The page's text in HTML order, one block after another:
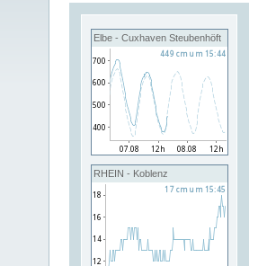
Elbe - Cuxhaven Steubenhöft
RHEIN - Koblenz